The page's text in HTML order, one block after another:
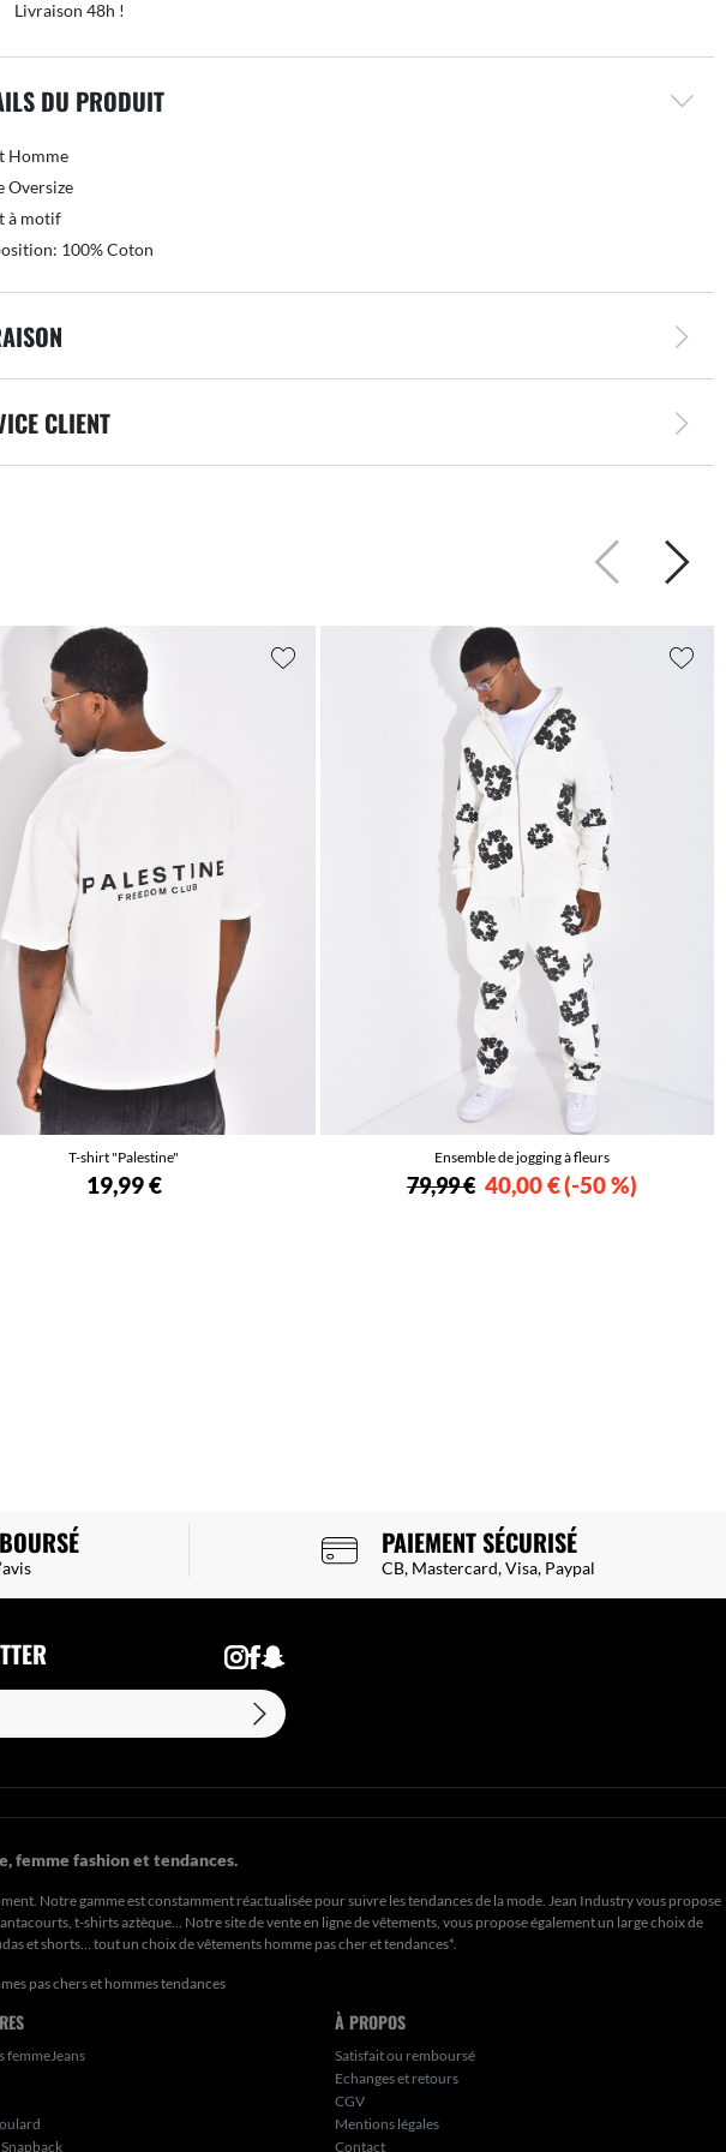
Livraison 48h !
DU PRODUIT
Homme
Oversize
à motif
100% Coton
CLIENT
Précédent
T-shirt "Palestine"
19,99 €
Ensemble de jogging à fleurs
79,99 € 40,00 € -50 %
PAIEMENT SÉCURISÉ
CB, Mastercard, Visa, Paypal
femme fashion et tendances.
Notre gamme est constamment réactualisée pour suivre les tendances de la mode. Jean Industry vous propose
t-shirts aztèque... Notre site de vente en ligne de vêtements, vous propose également un large choix de
et shorts… tout un choix devêtements homme pas cher et tendances*.
pas cherset hommes tendances
femmeJeans
À PROPOS
Satisfait ou remboursé
Echanges et retours
CGV
Mentions légales
Contact